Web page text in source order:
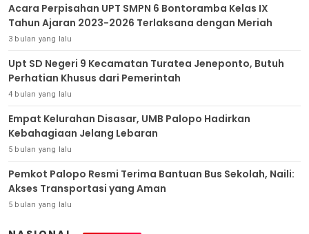
Acara Perpisahan UPT SMPN 6 Bontoramba Kelas IX
Tahun Ajaran 2023-2026 Terlaksana dengan Meriah
3 bulan yang lalu
Upt SD Negeri 9 Kecamatan Turatea Jeneponto, Butuh
Perhatian Khusus dari Pemerintah
4 bulan yang lalu
Empat Kelurahan Disasar, UMB Palopo Hadirkan
Kebahagiaan Jelang Lebaran
5 bulan yang lalu
Pemkot Palopo Resmi Terima Bantuan Bus Sekolah, Naili:
Akses Transportasi yang Aman
5 bulan yang lalu